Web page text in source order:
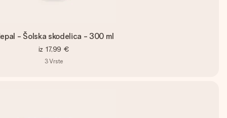
- Šolska skodelica - 300 ml
iz 17,99 €
3Vrste